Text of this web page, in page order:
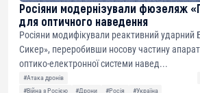
Росіяни модернізували фюзеляж
для оптичного наведення
Росіяни модифікували реактивний ударний
Сикер», переробивши носову частину
оптико-електронної системи навед...
#Атака дронів
#Війна з Росією
#Дрони #Росія
#Україна